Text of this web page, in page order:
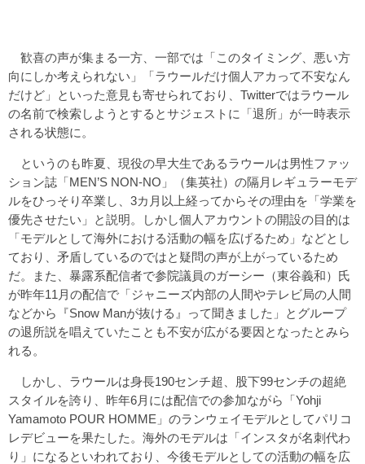
歓喜の声が集まる一方、一部では「このタイミング、悪い方
向にしか考えられない」「ラウールだけ個人アカって不安なん
だけど」といった意見も寄せられており、Twitterではラウール
の名前で検索しようとするとサジェストに「退所」が一時表示
される状態に。
というのも昨夏、現役の早大生であるラウールは男性ファッ
ション誌「MEN’S NON-NO」（集英社）の隔月レギュラーモデ
ルをひっそり卒業し、3カ月以上経ってからその理由を「学業を
優先させたい」と説明。しかし個人アカウントの開設の目的は
「モデルとして海外における活動の幅を広げるため」などとし
ており、矛盾しているのではと疑問の声が上がっているため
だ。また、暴露系配信者で参院議員のガーシー（東谷義和）氏
が昨年11月の配信で「ジャニーズ内部の人間やテレビ局の人間
などから『Snow Manが抜ける』って聞きました」とグループ
の退所説を唱えていたことも不安が広がる要因となったとみら
れる。
しかし、ラウールは身長190センチ超、股下99センチの超絶
スタイルを誇り、昨年6月には配信での参加ながら「Yohji
Yamamoto POUR HOMME」のランウェイモデルとしてパリコ
レデビューを果たした。海外のモデルは「インスタが名刺代わ
り」になるといわれており、今後モデルとしての活動の幅を広